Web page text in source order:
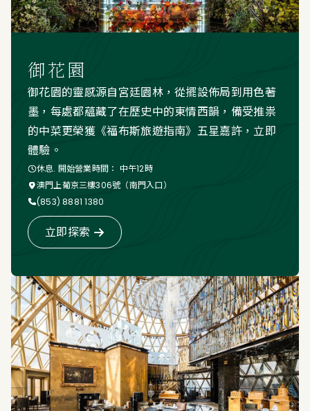
御花園
御花園的靈感源自宮廷園林，從擺設佈局到用色著
墨，每處都蘊藏了在歷史中的東情西韻，備受推祟
的中菜更榮獲《福布斯旅遊指南》五星嘉許，立即
體驗。
休息. 開始營業時間： 中午12時
澳門上葡京三樓306號（南門入口）
(853) 8881 1380
立即探索